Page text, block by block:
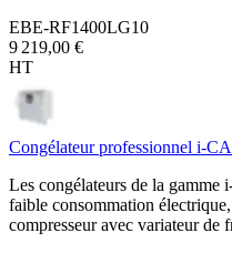
EBE-RF1400LG10
9 219,00 €
HT
Congélateur professionnel i-
Les congélateurs de la gamme
faible consommation
compresseur avec variateur de